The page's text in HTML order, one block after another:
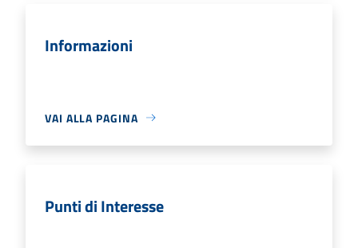
Informazioni
VAI ALLA PAGINA
Punti di Interesse